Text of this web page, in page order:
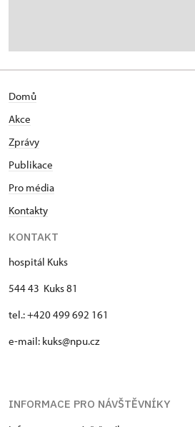
Domů
Akce
Zprávy
Publikace
Pro média
Kontakty
KONTAKT
hospitál Kuks
544 43 Kuks 81
tel.: +420 499 692 161
e-mail: kuks@npu.cz
INFORMACE PRO NÁVŠTĚVNÍKY